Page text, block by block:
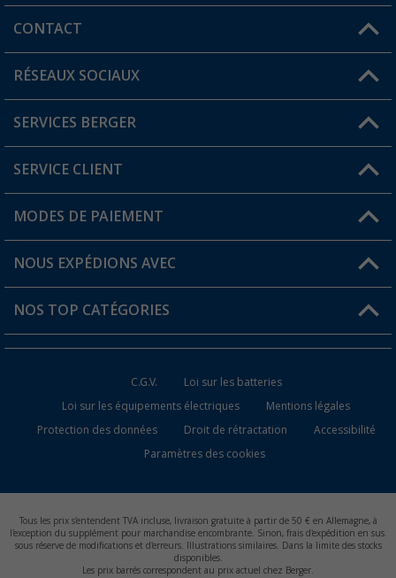
CONTACT
Une question ?
Trouver une magasin
RÉSEAUX SOCIAUX
SERVICES BERGER
Devenir revendeur
Mon compte
Carte de fidélité Berger
SERVICE CLIENT
FAQ et contact
Informations sur l'expédition
Statut de la commande
MODES DE PAIEMENT
NOUS EXPÉDIONS AVEC
NOS TOP CATÉGORIES
Meubles de camping
C.G.V.
Loi sur les batteries
Loi sur les équipements électriques
Mentions légales
Protection des données
Droit de rétractation
Accessibilité
Paramètres des cookies
Tous les prix s'entendent TVA incluse, livraison gratuite à partir de 50 € en Allemagne, à
l'exception du supplément pour marchandise encombrante. Sinon, frais d'expédition en sus.
sous réserve de modifications et d'erreurs. Illustrations similaires. Dans la limite des stocks
disponibles.
Les prix barrés correspondent au prix actuel chez Berger.